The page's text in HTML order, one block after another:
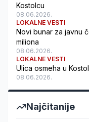
Kostolcu
08.06.2026.
LOKALNE VESTI
Novi bunar za javnu
miliona
08.06.2026.
LOKALNE VESTI
Ulica osmeha u
08.06.2026.
Najčitanije